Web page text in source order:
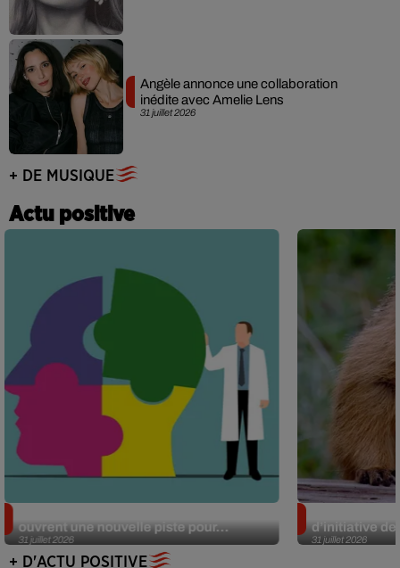
31 juillet 2026
Angèle annonce une collaboration
inédite avec Amelie Lens
+ DE MUSIQUE
Actu positive
31 juillet 2026
ouvrent une nouvelle piste pour...
31 juillet 2026
d’initiative
+ D'ACTU POSITIVE